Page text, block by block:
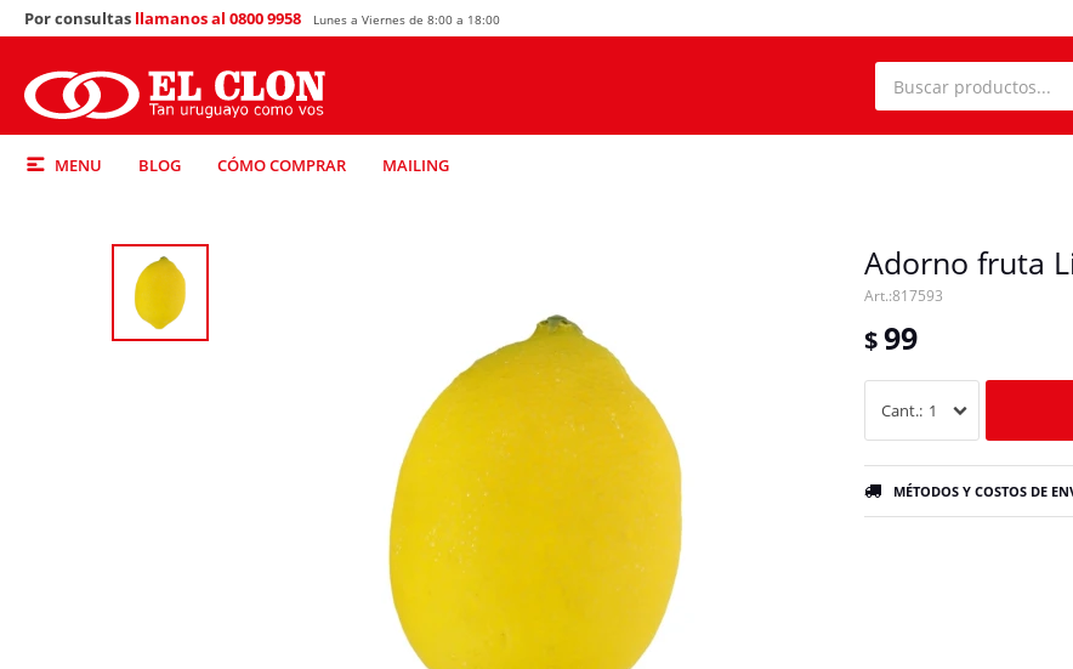
MENU BLOG CÓMO COMPRAR MAILING
Por consultas llamanos al 0800 9958 Lunes a Viernes de 8:00 a 18:00
Adorno fruta
817593
$99
1
MÉTODOS Y COSTOS DE